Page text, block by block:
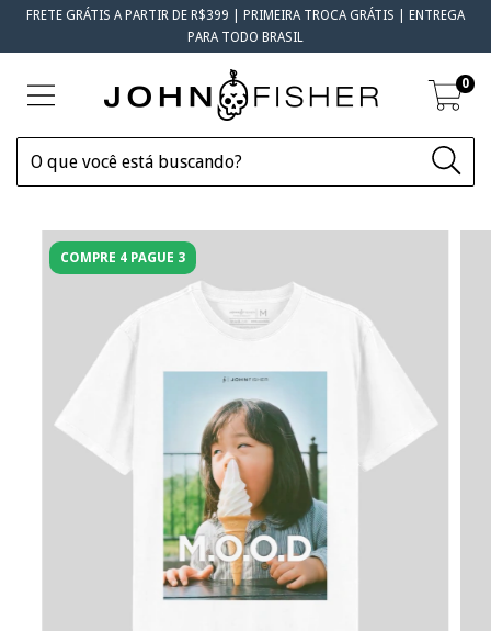
FRETE GRÁTIS A PARTIR DE R$399 | PRIMEIRA TROCA GRÁTIS | ENTREGA
PARA TODO BRASIL
0
COMPRE 4 PAGUE 3